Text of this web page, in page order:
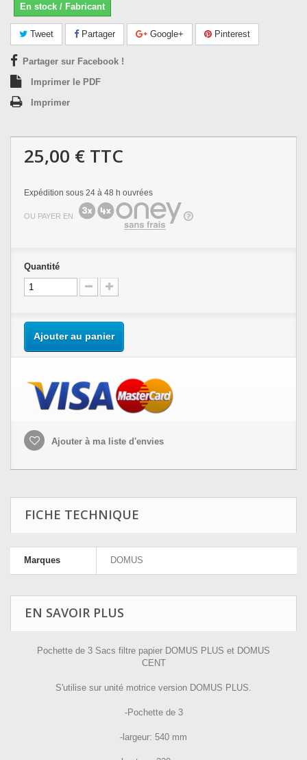
En stock / Fabricant
Tweet Partager Google+ Pinterest
Partager sur Facebook !
Imprimer le PDF
Imprimer
25,00 € TTC
Expédition sous 24 à 48 h ouvrées
OU PAYER EN
Quantité
Ajouter au panier
Ajouter à ma liste d'envies
FICHE TECHNIQUE
Marques DOMUS
EN SAVOIR PLUS
Pochette de 3 Sacs filtre papier DOMUS PLUS et DOMUS
CENT
S'utilise sur unité motrice version DOMUS PLUS.
-Pochette de 3
-largeur: 540 mm